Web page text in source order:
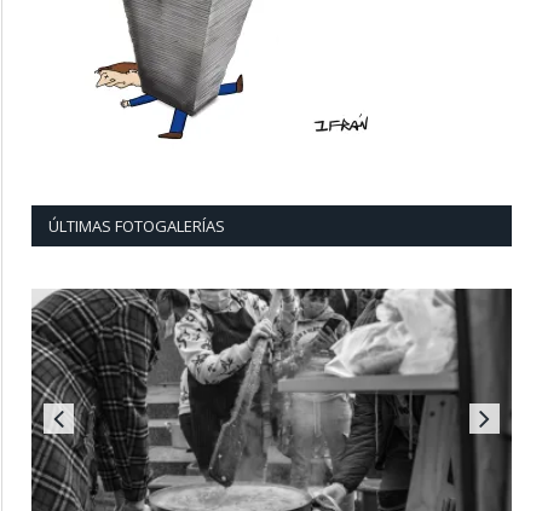
ÚLTIMAS FOTOGALERÍAS